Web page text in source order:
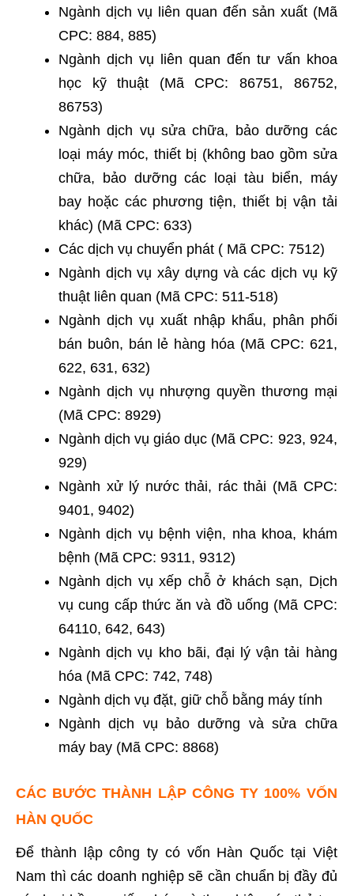
Ngành dịch vụ liên quan đến sản xuất (Mã
CPC: 884, 885)
Ngành dịch vụ liên quan đến tư vấn khoa
học kỹ thuật (Mã CPC: 86751, 86752,
86753)
Ngành dịch vụ sửa chữa, bảo dưỡng các
loại máy móc, thiết bị (không bao gồm sửa
chữa, bảo dưỡng các loại tàu biển, máy
bay hoặc các phương tiện, thiết bị vận tải
khác) (Mã CPC: 633)
Các dịch vụ chuyển phát ( Mã CPC: 7512)
Ngành dịch vụ xây dựng và các dịch vụ kỹ
thuật liên quan (Mã CPC: 511-518)
Ngành dịch vụ xuất nhập khẩu, phân phối
bán buôn, bán lẻ hàng hóa (Mã CPC: 621,
622, 631, 632)
Ngành dịch vụ nhượng quyền thương mại
(Mã CPC: 8929)
Ngành dịch vụ giáo dục (Mã CPC: 923, 924,
929)
Ngành xử lý nước thải, rác thải (Mã CPC:
9401, 9402)
Ngành dịch vụ bệnh viện, nha khoa, khám
bệnh (Mã CPC: 9311, 9312)
Ngành dịch vụ xếp chỗ ở khách sạn, Dịch
vụ cung cấp thức ăn và đồ uống (Mã CPC:
64110, 642, 643)
Ngành dịch vụ kho bãi, đại lý vận tải hàng
hóa (Mã CPC: 742, 748)
Ngành dịch vụ đặt, giữ chỗ bằng máy tính
Ngành dịch vụ bảo dưỡng và sửa chữa
máy bay (Mã CPC: 8868)
CÁC BƯỚC THÀNH LẬP CÔNG TY 100% VỐN
HÀN QUỐC
Để thành lập công ty có vốn Hàn Quốc tại Việt
Nam thì các doanh nghiệp sẽ cần chuẩn bị đầy đủ